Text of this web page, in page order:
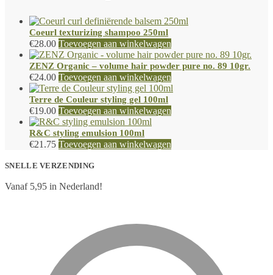
Coeurl texturizing shampoo 250ml
€28.00 Toevoegen aan winkelwagen
ZENZ Organic – volume hair powder pure no. 89 10gr.
€24.00 Toevoegen aan winkelwagen
Terre de Couleur styling gel 100ml
€19.00 Toevoegen aan winkelwagen
R&C styling emulsion 100ml
€21.75 Toevoegen aan winkelwagen
SNELLE VERZENDING
Vanaf 5,95 in Nederland!